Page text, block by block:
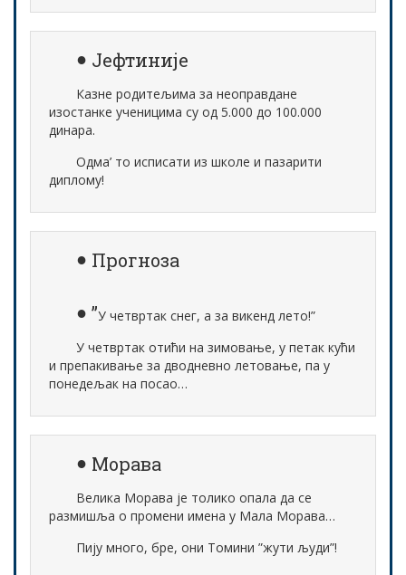
Јефтиније
Казне родитељима за неоправдане
изостанке ученицима су од 5.000 до 100.000
динара.
Одма’ то исписати из школе и пазарити
диплому!
Прогноза
”У четвртак снег, а за викенд лето!”
У четвртак отићи на зимовање, у петак кући
и препакивање за дводневно летовање, па у
понедељак на посао…
Морава
Велика Морава је толико опала да се
размишља о промени имена у Мала Морава…
Пију много, бре, они Томини ”жути људи”!